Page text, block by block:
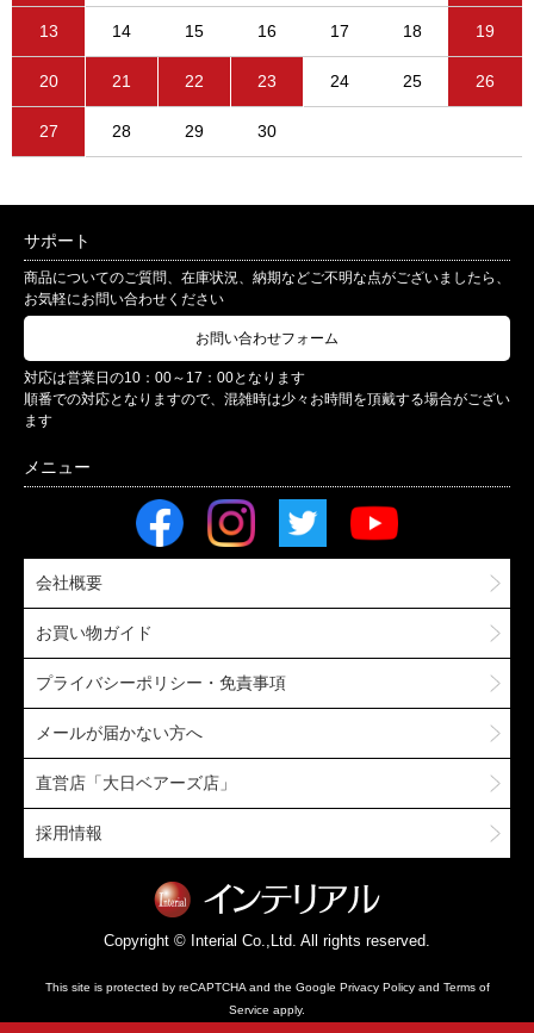
13 14 15 16 17 18 19
20 21 22 23 24 25 26
27 28 29 30
サポート
商品についてのご質問、在庫状況、納期などご不明な点がございましたら、
お気軽にお問い合わせください
お問い合わせフォーム
対応は営業日の10：00～17：00となります
順番での対応となりますので、混雑時は少々お時間を頂戴する場合がござい
ます
会社概要
お買い物ガイド
プライバシーポリシー・免責事項
メールが届かない方へ
直営店「大日ベアーズ店」
採用情報
Copyright © Interial Co.,Ltd. All rights reserved.
This site is protected by reCAPTCHA and the Google Privacy Policyand Terms of
Service apply.